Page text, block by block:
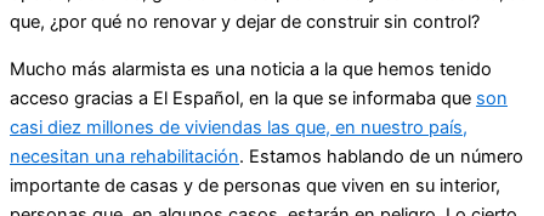
que, ¿por qué no renovar y dejar de construir sin control?
Mucho más alarmista es una noticia a la que hemos tenido
acceso gracias a El Español, en la que se informaba que son
casi diez millones de viviendas las que, en nuestro país,
necesitan una rehabilitación. Estamos hablando de un número
importante de casas y de personas que viven en su interior,